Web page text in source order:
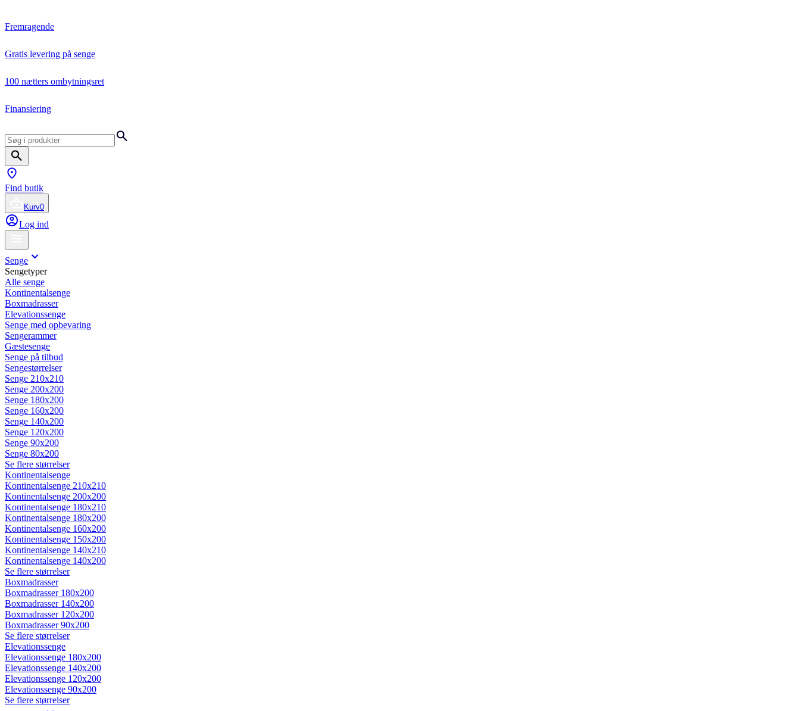
Fremragende
Gratis levering på senge
100 nætters ombytningsret
Finansiering
Find butik
Kurv0
Log ind
Senge
Sengetyper
Alle senge
Kontinentalsenge
Boxmadrasser
Elevationssenge
Senge med opbevaring
Sengerammer
Gæstesenge
Senge på tilbud
Sengestørrelser
Senge 210x210
Senge 200x200
Senge 180x200
Senge 160x200
Senge 140x200
Senge 120x200
Senge 90x200
Senge 80x200
Se flere størrelser
Kontinentalsenge
Kontinentalsenge 210x210
Kontinentalsenge 200x200
Kontinentalsenge 180x210
Kontinentalsenge 180x200
Kontinentalsenge 160x200
Kontinentalsenge 150x200
Kontinentalsenge 140x210
Kontinentalsenge 140x200
Se flere størrelser
Boxmadrasser
Boxmadrasser 180x200
Boxmadrasser 140x200
Boxmadrasser 120x200
Boxmadrasser 90x200
Se flere størrelser
Elevationssenge
Elevationssenge 180x200
Elevationssenge 140x200
Elevationssenge 120x200
Elevationssenge 90x200
Se flere størrelser